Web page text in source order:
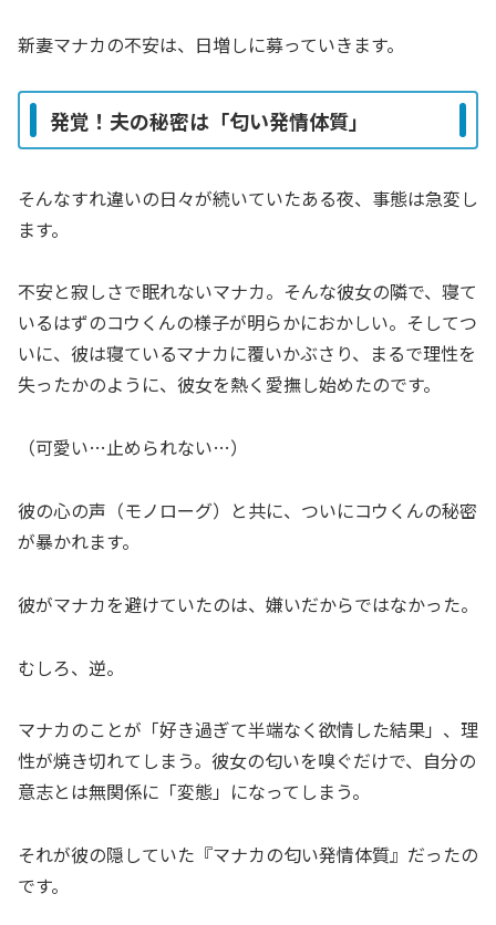
新妻マナカの不安は、日増しに募っていきます。
発覚！夫の秘密は「匂い発情体質」
そんなすれ違いの日々が続いていたある夜、事態は急変し
ます。
不安と寂しさで眠れないマナカ。そんな彼女の隣で、寝て
いるはずのコウくんの様子が明らかにおかしい。そしてつ
いに、彼は寝ているマナカに覆いかぶさり、まるで理性を
失ったかのように、彼女を熱く愛撫し始めたのです。
（可愛い…止められない…）
彼の心の声（モノローグ）と共に、ついにコウくんの秘密
が暴かれます。
彼がマナカを避けていたのは、嫌いだからではなかった。
むしろ、逆。
マナカのことが「好き過ぎて半端なく欲情した結果」、理
性が焼き切れてしまう。彼女の匂いを嗅ぐだけで、自分の
意志とは無関係に「変態」になってしまう。
それが彼の隠していた『マナカの匂い発情体質』だったの
です。